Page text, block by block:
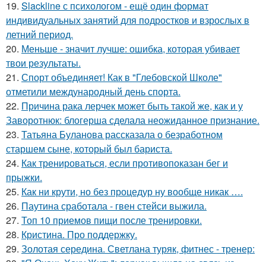
19. Slackline с психологом - ещё один формат
индивидуальных занятий для подростков и взрослых в
летний период.
20. Меньше - значит лучше: ошибка, которая убивает
твои результаты.
21. Спорт объединяет! Как в "Глебовской Школе"
отметили международный день спорта.
22. Причина рака лерчек может быть такой же, как и у
Заворотнюк: блогерша сделала неожиданное признание.
23. Татьяна Буланова рассказала о безработном
старшем сыне, который был бариста.
24. Как тренироваться, если противопоказан бег и
прыжки.
25. Как ни крути, но без процедур ну вообще никак ….
26. Паутина сработала - гвен стейси выжила.
27. Топ 10 приемов пищи после тренировки.
28. Кристина. Про поддержку.
29. Золотая середина. Светлана туряк, фитнес - тренер: